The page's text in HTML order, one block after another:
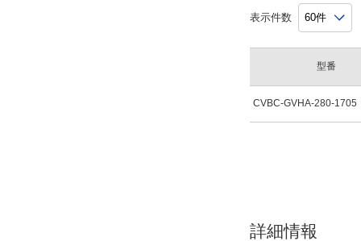
表示件数
型番
CVBC-GVHA-280-1705
詳細情報